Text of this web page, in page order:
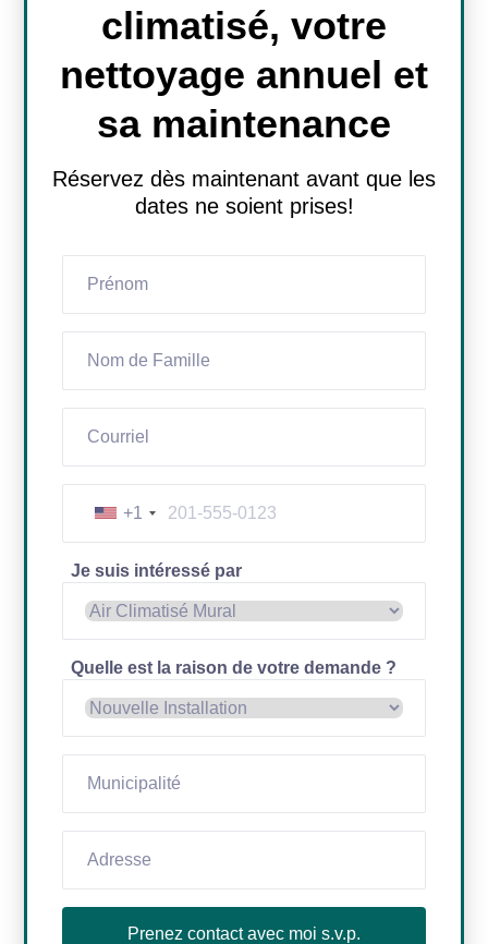
climatisé, votre
nettoyage annuel et
sa maintenance
Réservez dès maintenant avant que les
dates ne soient prises!
+1
Je suis intéressé par
Quelle est la raison de votre demande ?
Prenez contact avec moi s.v.p.